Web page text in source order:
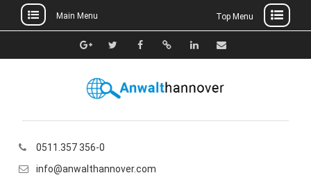
to
Main Menu Top Menu
Google+TwitterFacebook
Xing Linkedin
E-
0511.357 356-0
info@anwalthannover.com